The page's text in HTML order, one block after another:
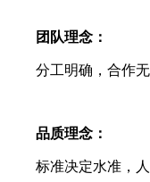
团队理念：
分工明确，合作
品质理念：
标准决定水准，